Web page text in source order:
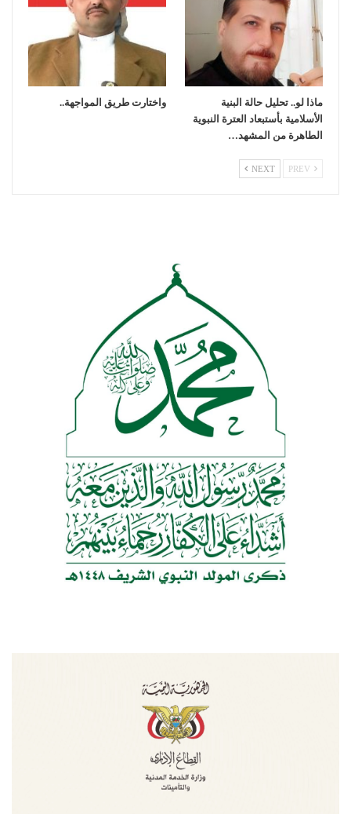
ماذا لو.. تحليل حالة البنية
الأسلامية بأستبعاد العترة النبوية
الطاهرة من المشهد…
واختارت طريق المواجهة..
NEXT